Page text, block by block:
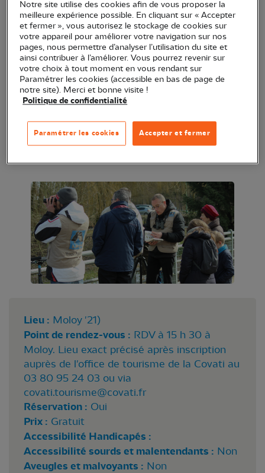
Beaucoup de légendes entourent cet amphibien qui
porte les couleurs du feu et du charbon. Venez en
apprendre quelques-unes et découvrir son
environnement au cours d'une sortie semi-
nocturne qui s'annonce pleine de mystères.
inscription auprès de l'office de tourisme de la
Covati au 03 80 95 24 03 ou via
Lieu : Moloy '21)
Point de rendez-vous : RDV à 15 h 30 à
Moloy. Lieu exact précisé après inscription
auprès de l'office de tourisme de la Covati au
03 80 95 24 03 ou via
covati.tourisme@covati.fr
Réservation : Oui
Prix : Gratuit
Accessibilité Handicapés :
Accessibilité sourds et malentendants : Non
Aveugles et malvoyants : Non
Notre site utilise des cookies afin de vous proposer la
meilleure expérience possible. En cliquant sur « Accepter
et fermer », vous autorisez le stockage de cookies sur
votre appareil pour améliorer votre navigation sur nos
pages, nous permettre d’analyser l’utilisation du site et
ainsi contribuer à l’améliorer. Vous pourrez revenir sur
votre choix à tout moment en vous rendant sur
Paramétrer les cookies (accessible en bas de page de
notre site). Merci et bonne visite !
Politique de confidentialité
Accepter et fermer
Paramétrer les cookies